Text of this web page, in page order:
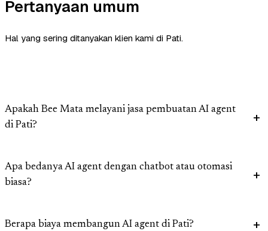
Pertanyaan umum
Hal yang sering ditanyakan klien kami di Pati.
Apakah Bee Mata melayani jasa pembuatan AI agent
di Pati?
Apa bedanya AI agent dengan chatbot atau otomasi
biasa?
Berapa biaya membangun AI agent di Pati?